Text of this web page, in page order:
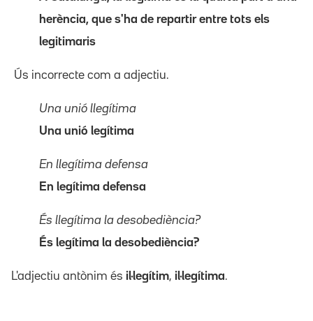
herència, que s'ha de repartir entre tots els
legitimaris
Ús incorrecte com a adjectiu.
Una unió llegítima
Una unió legítima
En llegítima defensa
En legítima defensa
És llegítima la desobediència?
És legítima la desobediència?
L'adjectiu antònim és il·legítim, il·legítima.